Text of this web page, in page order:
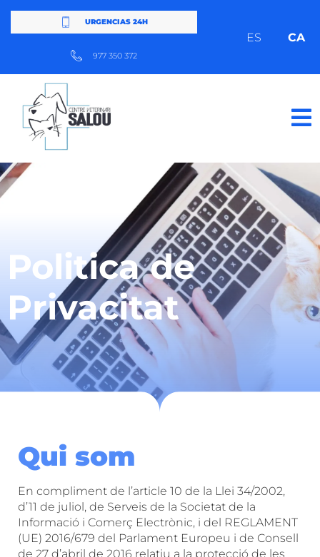
ES CA
URGENCIAS 24H
977 350 372
Politica de
Privacitat
Qui som
En compliment de l’article 10 de la Llei 34/2002,
d’11 de juliol, de Serveis de la Societat de la
Informació i Comerç Electrònic, i del REGLAMENT
(UE) 2016/679 del Parlament Europeu i de Consell
de 27 d’abril de 2016 relatiu a la protecció de les